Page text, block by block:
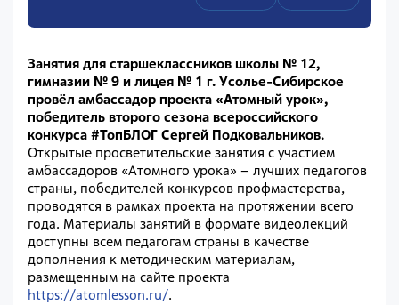
Занятия для старшеклассников школы № 12,
гимназии № 9 и лицея № 1 г. Усолье-Сибирское
провёл амбассадор проекта «Атомный урок»,
победитель второго сезона всероссийского
конкурса #ТопБЛОГ Сергей Подковальников.
Открытые просветительские занятия с участием
амбассадоров «Атомного урока» – лучших педагогов
страны, победителей конкурсов профмастерства,
проводятся в рамках проекта на протяжении всего
года. Материалы занятий в формате видеолекций
доступны всем педагогам страны в качестве
дополнения к методическим материалам,
размещенным на сайте проекта
https://atomlesson.ru/.